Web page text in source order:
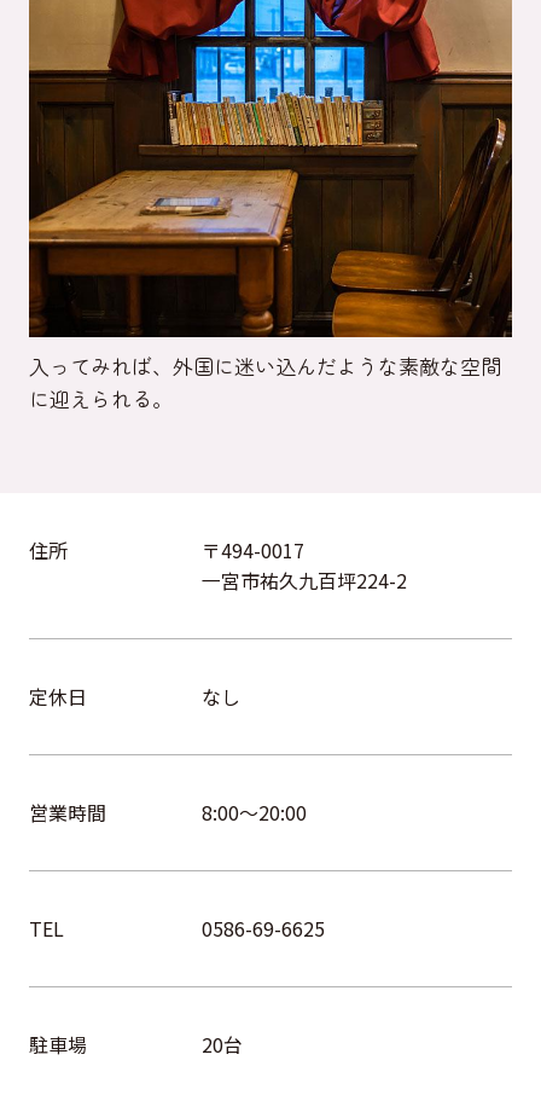
入ってみれば、外国に迷い込んだような素敵な空間
に迎えられる。
住所
〒494-0017
一宮市祐久九百坪224-2
定休日 なし
営業時間 8:00～20:00
TEL 0586-69-6625
駐車場 20台